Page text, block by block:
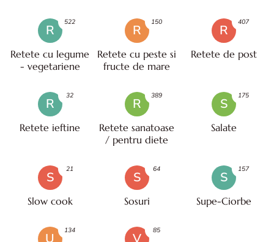
R
Retete cu legume
- vegetariene
522
R
Retete cu peste si
fructe de mare
150
R
Retete de post
407
R
Retete ieftine
32
R
Retete sanatoase
/ pentru diete
389
S
Salate
175
S
Slow cook
21
S
Sosuri
64
S
Supe-Ciorbe
157
134 85